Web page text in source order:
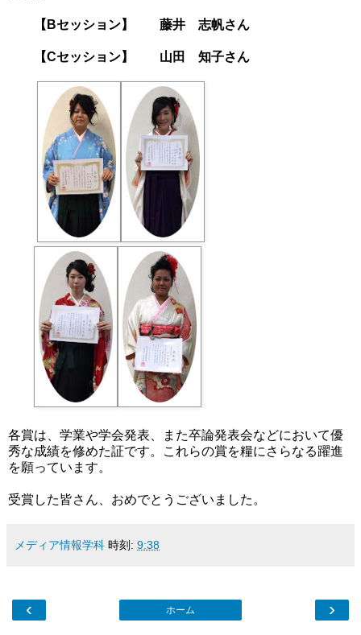
【Bセッション】 藤井 志帆さん
【Cセッション】 山田 知子さん
各賞は、学業や学会発表、また卒論発表会などにおいて優
秀な成績を修めた証です。これらの賞を糧にさらなる躍進
を願っています。
受賞した皆さん、おめでとうございました。
メディア情報学科 時刻: 9:38
‹ ›
ホーム